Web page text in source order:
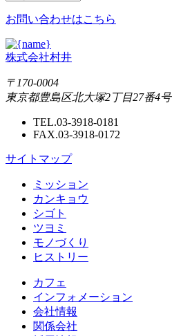
お問い合わせはこちら
株式会社村井
〒170-0004
東京都豊島区北大塚2丁目27番4号
TEL.03-3918-0181
FAX.03-3918-0172
サイトマップ
ミッション
カンキョウ
シゴト
ツヨミ
モノづくり
ヒストリー
カフェ
インフォメーション
会社情報
関係会社